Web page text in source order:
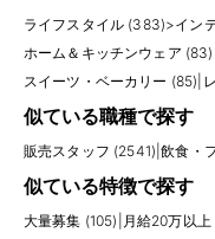
ライフスタイル (383)>イン
ホーム＆キッチンウェア (83)
スイーツ・ベーカリー (85)
似ている職種で探す
販売スタッフ (2541) |飲食・
似ている特徴で探す
大量募集 (105) 月給20万以